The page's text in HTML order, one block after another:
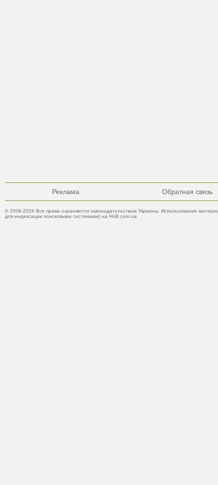
Реклама Обратная связь
© 2008-2026 Все права охраняются законодательством Украины. Использование
для индексации поисковыми системами) на HnB.com.ua.